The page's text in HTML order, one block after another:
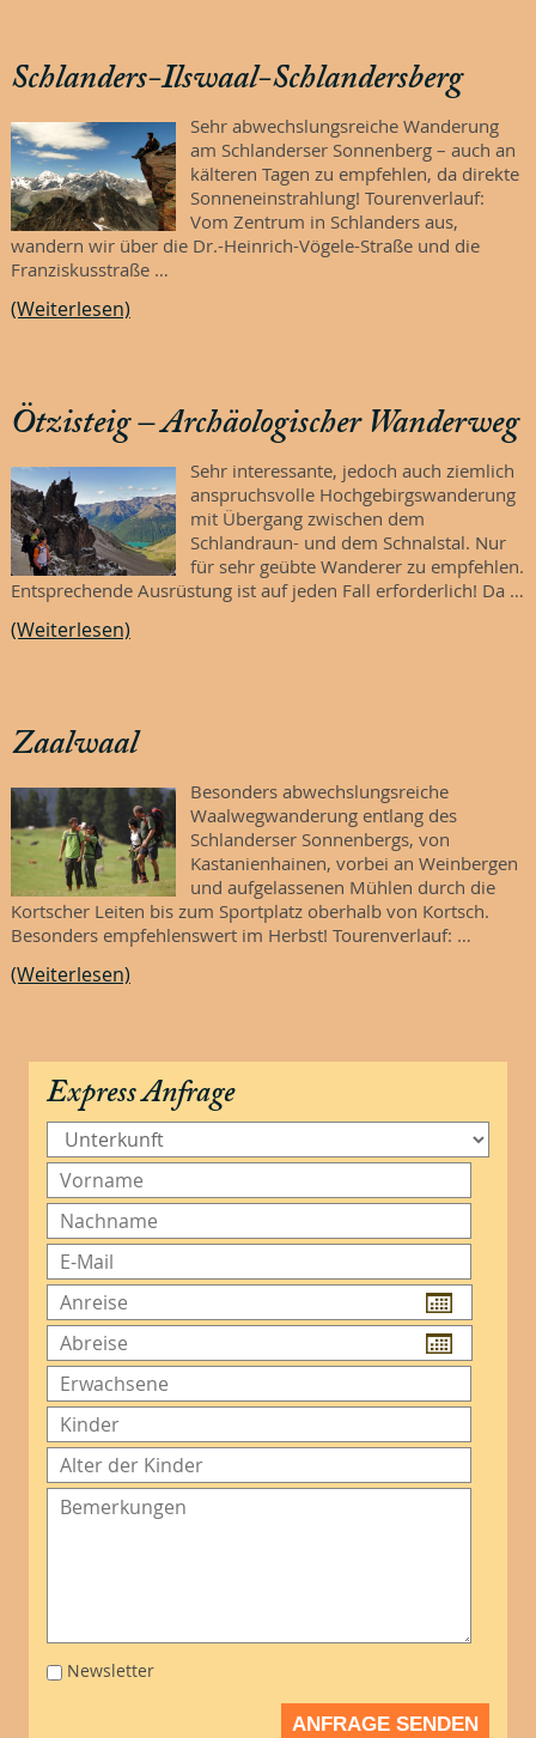
Schlanders-Ilswaal-Schlandersberg
Sehr abwechslungsreiche Wanderung
am Schlanderser Sonnenberg – auch an
kälteren Tagen zu empfehlen, da direkte
Sonneneinstrahlung! Tourenverlauf:
Vom Zentrum in Schlanders aus,
wandern wir über die Dr.-Heinrich-Vögele-Straße und die
Franziskusstraße …
(Weiterlesen)
Ötzisteig – Archäologischer Wanderweg
Sehr interessante, jedoch auch ziemlich
anspruchsvolle Hochgebirgswanderung
mit Übergang zwischen dem
Schlandraun- und dem Schnalstal. Nur
für sehr geübte Wanderer zu empfehlen.
Entsprechende Ausrüstung ist auf jeden Fall erforderlich! Da …
(Weiterlesen)
Zaalwaal
Besonders abwechslungsreiche
Waalwegwanderung entlang des
Schlanderser Sonnenbergs, von
Kastanienhainen, vorbei an Weinbergen
und aufgelassenen Mühlen durch die
Kortscher Leiten bis zum Sportplatz oberhalb von Kortsch.
Besonders empfehlenswert im Herbst! Tourenverlauf: …
(Weiterlesen)
Express Anfrage
Newsletter
ANFRAGE SENDEN